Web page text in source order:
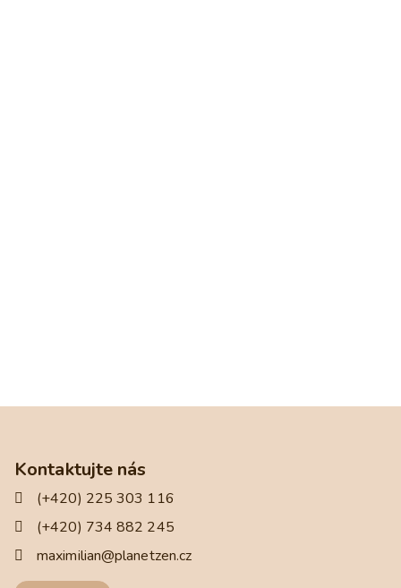
Kontaktujte nás
(+420) 225 303 116
(+420) 734 882 245
maximilian@planetzen.cz